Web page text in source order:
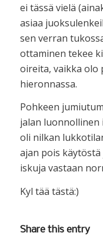
ei tässä vielä
asiaa
sen verran
ottaminen tekee
oireita, vaikka olo
hieronnassa.
Pohkeen
jalan luonnollinen
oli nilkan
ajan pois
iskuja vastaan
Kyl tää tästä:)
Share this entry